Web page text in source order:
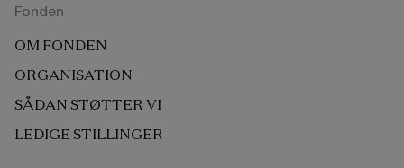
Fonden
OM FONDEN
ORGANISATION
SÅDAN STØTTER VI
LEDIGE STILLINGER